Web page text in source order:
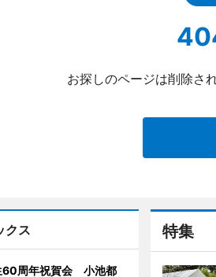
お探しのページは削除さ
特集
クス
60周年祝賀会 小池都